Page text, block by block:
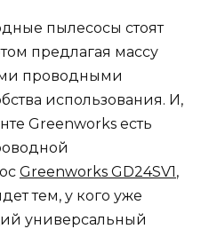
пылесосы стоят
предлагая массу
проводными
использования. И,
Greenworks есть
Greenworks GD24SV1,
тем, у кого уже
универсальный